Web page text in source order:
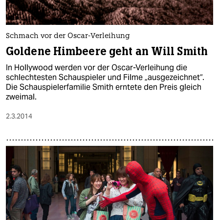
Schmach vor der Oscar-Verleihung
Goldene Himbeere geht an Will Smith
In Hollywood werden vor der Oscar-Verleihung die
schlechtesten Schauspieler und Filme „ausgezeichnet“.
Die Schauspielerfamilie Smith erntete den Preis gleich
zweimal.
2.3.2014